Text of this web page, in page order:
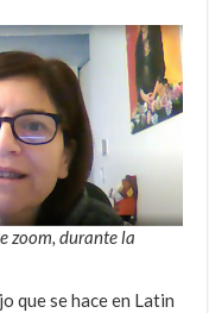
zoom, durante la
que se hace en Latin